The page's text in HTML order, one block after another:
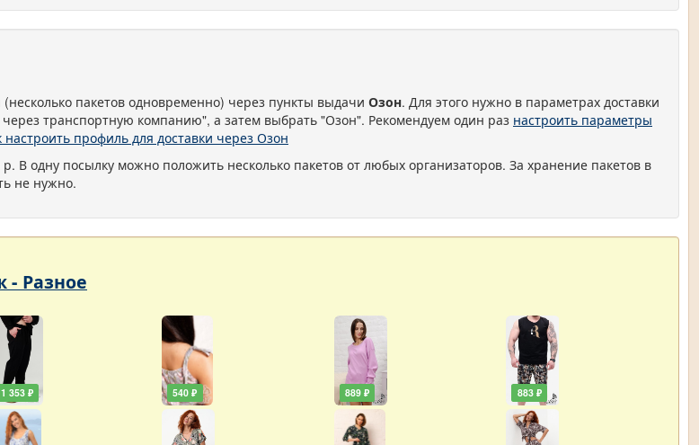
пакетов одновременно) через пункты выдачи Озон. Для этого нужно в параметрах доставки
через транспортную компанию", а затем выбрать "Озон". Рекомендуем один раз настроить параметры
настроить профиль для доставки через Озон
В одну посылку можно положить несколько пакетов от любых организаторов. За хранение пакетов в
не нужно.
- Разное
1 353 ₽ 540 ₽ 889 ₽ 883 ₽